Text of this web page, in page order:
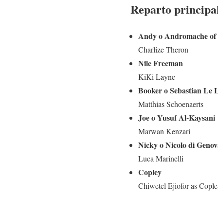
Reparto
Andy o Andromache of
Charlize Theron
Nile Freeman
KiKi Layne
Booker o Sebastian Le
Matthias Schoenaerts
Joe o Yusuf Al-Kaysani
Marwan Kenzari
Nicky o Nicolo di
Luca Marinelli
Copley
Chiwetel Ejiofor as